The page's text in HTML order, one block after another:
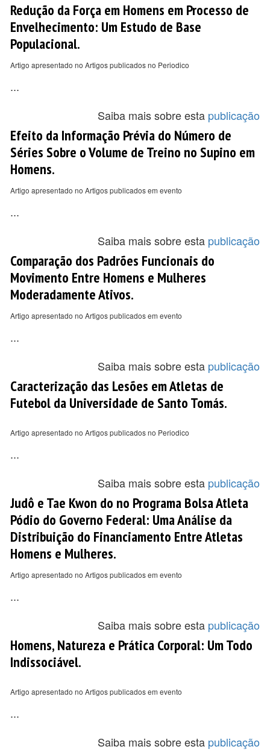
Redução da Força em Homens em Processo de
Envelhecimento: Um Estudo de Base
Populacional.
Artigo apresentado no Artigos publicados no Periodico
...
Saiba mais sobre esta publicação
Efeito da Informação Prévia do Número de
Séries Sobre o Volume de Treino no Supino em
Homens.
Artigo apresentado no Artigos publicados em evento
...
Saiba mais sobre esta publicação
Comparação dos Padrões Funcionais do
Movimento Entre Homens e Mulheres
Moderadamente Ativos.
Artigo apresentado no Artigos publicados em evento
...
Saiba mais sobre esta publicação
Caracterização das Lesões em Atletas de
Futebol da Universidade de Santo Tomás.
Artigo apresentado no Artigos publicados no Periodico
...
Saiba mais sobre esta publicação
Judô e Tae Kwon do no Programa Bolsa Atleta
Pódio do Governo Federal: Uma Análise da
Distribuição do Financiamento Entre Atletas
Homens e Mulheres.
Artigo apresentado no Artigos publicados em evento
...
Saiba mais sobre esta publicação
Homens, Natureza e Prática Corporal: Um Todo
Indissociável.
Artigo apresentado no Artigos publicados em evento
...
Saiba mais sobre esta publicação